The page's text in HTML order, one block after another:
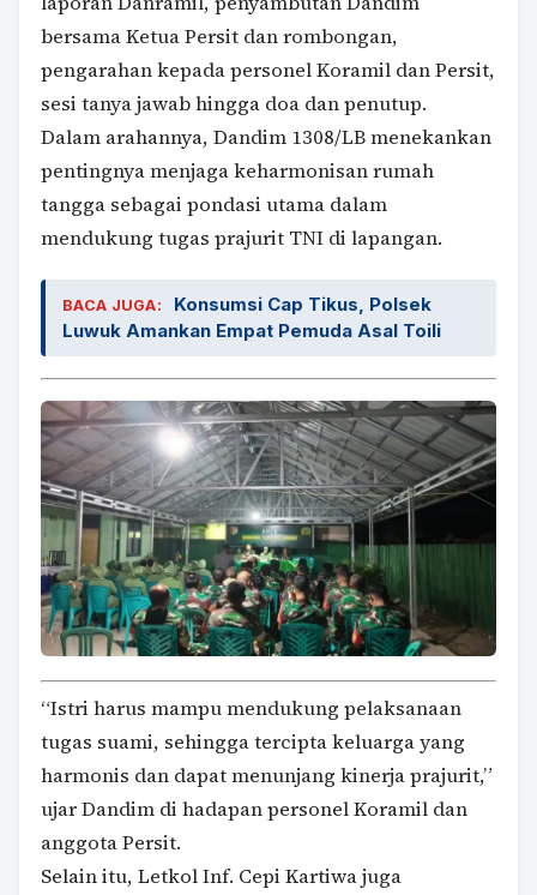
bersama Ketua Persit dan rombongan,
pengarahan kepada personel Koramil dan Persit,
sesi tanya jawab hingga doa dan penutup.
Dalam arahannya, Dandim 1308/LB menekankan
pentingnya menjaga keharmonisan rumah
tangga sebagai pondasi utama dalam
mendukung tugas prajurit TNI di lapangan.
BACA JUGA:
Konsumsi Cap Tikus, Polsek
Luwuk Amankan Empat Pemuda Asal Toili
“Istri harus mampu mendukung pelaksanaan
tugas suami, sehingga tercipta keluarga yang
harmonis dan dapat menunjang kinerja prajurit,”
ujar Dandim di hadapan personel Koramil dan
anggota Persit.
Selain itu, Letkol Inf. Cepi Kartiwa juga